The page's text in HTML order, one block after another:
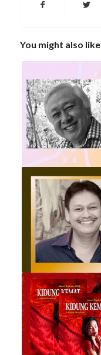
You might also like